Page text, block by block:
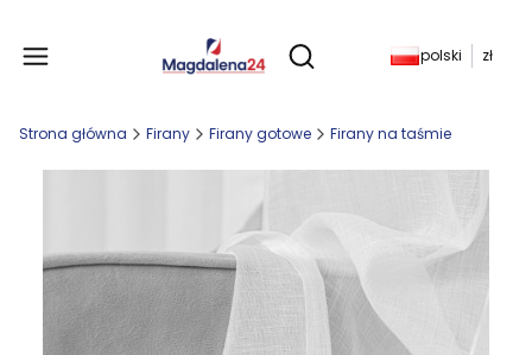
Otwórz wyszukiwarkę
Produkty w
polski zł
Strona główna Firany Firany gotowe Firany na taśmie